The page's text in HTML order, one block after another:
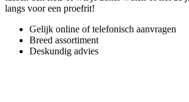
langs voor een proefrit!
Gelijk online of telefonisch aanvragen
Breed assortiment
Deskundig advies